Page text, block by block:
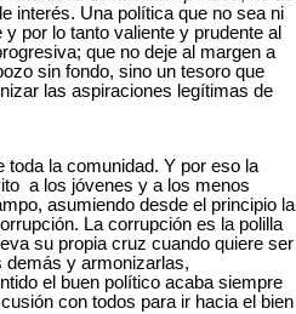
interés. Una política que no sea ni
por lo tanto valiente y prudente al
que no deje al margen a
sin fondo, sino un tesoro que
las aspiraciones legítimas de
toda la comunidad. Y por eso la
a los jóvenes y a los menos
asumiendo desde el principio la
La corrupción es la polilla
su propia cruz cuando quiere ser
demás y armonizarlas,
el buen político acaba siempre
con todos para ir hacia el bien